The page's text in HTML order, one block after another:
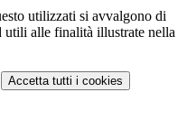
utilizzati si avvalgono di
utili alle finalità illustrate nella
Accetta tutti i cookies